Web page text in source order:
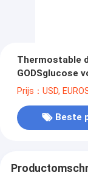
Thermostable
GODSglucose
Prijs：USD,
Beste